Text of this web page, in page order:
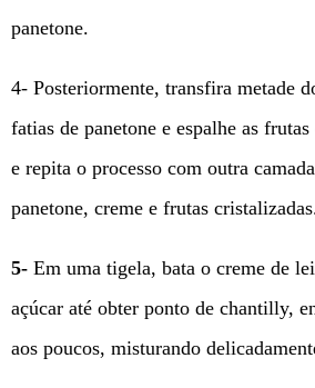
panetone.
4- Posteriormente, transfira metade
fatias de panetone e espalhe as
e repita o processo com outra
panetone, creme e frutas
5- Em uma tigela, bata o creme de
açúcar até obter ponto de chantilly,
aos poucos, misturando